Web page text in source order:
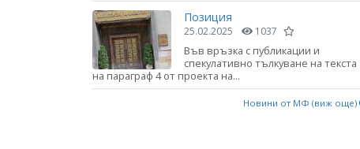
Позиция
25.02.2025 1037
Във връзка с публикации и
спекулативно тълкуване на текста
на параграф 4 от проекта на...
Новини от МФ (виж още)